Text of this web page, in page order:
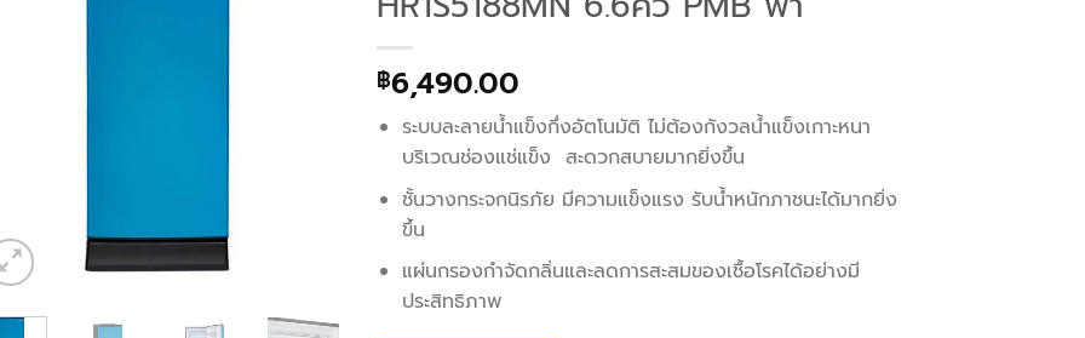
฿6,490.00
ระบบละลายน้ำแข็งกึ่งอัตโนมัติ ไม่ต้องกังวลน้ำแข็งเกาะหนา
บริเวณช่องแช่แข็ง สะดวกสบายมากยิ่งขึ้น
ชั้นวางกระจกนิรภัย มีความแข็งแรง รับน้ำหนักภาชนะได้มากยิ่ง
ขึ้น
แผ่นกรองกำจัดกลิ่นและลดการสะสมของเชื้อโรคได้อย่างมี
ประสิทธิภาพ